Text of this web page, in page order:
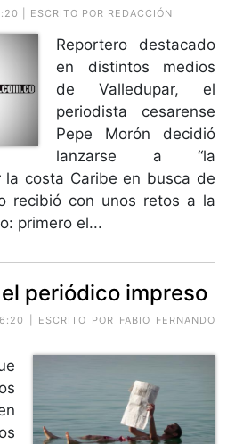
| ESCRITO POR REDACCIÓN
Reportero destacado
en distintos medios
de Valledupar, el
periodista cesarense
Pepe Morón decidió
lanzarse a “la
la costa Caribe en busca de
recibió con unos retos a la
primero el...
periódico impreso
| ESCRITO POR FABIO FERNANDO